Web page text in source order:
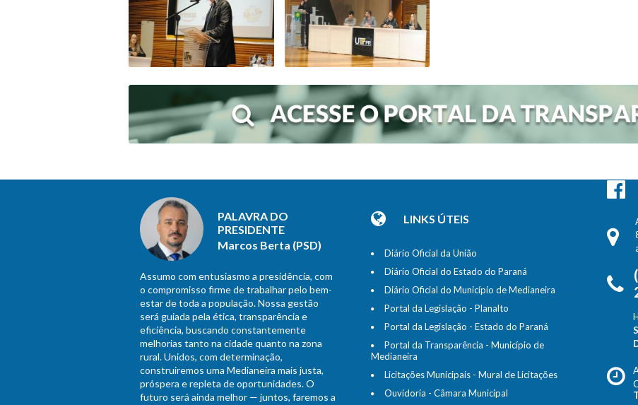
PALAVRA DO
PRESIDENTE
Marcos Berta (PSD)
Assumo com entusiasmo a presidência, com
o compromisso firme de trabalhar pelo bem-
estar de toda a população. Nossa gestão
será guiada pela ética, transparência e
eficiência, buscando constantemente
melhorias tanto na cidade quanto na zona
rural. Unidos, com determinação,
construiremos uma Medianeira mais justa,
próspera e repleta de oportunidades. O
futuro será ainda melhor — juntos, faremos a
LINKS ÚTEIS
Diário Oficial da União
Diário Oficial do Estado do Paraná
Diário Oficial do Município de Medianeira
Portal da Legislação - Planalto
Portal da Legislação - Estado do Paraná
Portal da Transparência - Município de
Medianeira
Licitações Municipais - Mural de Licitações
Ouvidoria - Câmara Municipal